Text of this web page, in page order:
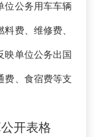
位公务用车车辆
费、维修费、
映单位公务出国
费、食宿费等支
开表格